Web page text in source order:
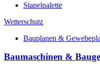
Stapelpalette
Wetterschutz
Bauplanen &
Baumaschinen &